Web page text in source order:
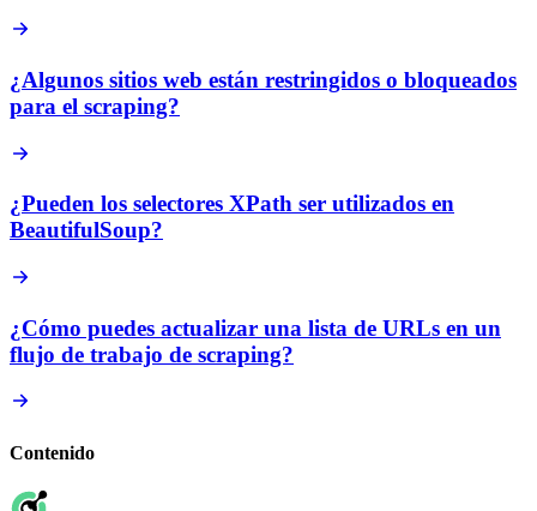
¿Algunos sitios web están restringidos o bloqueados
para el scraping?
¿Pueden los selectores XPath ser utilizados en
BeautifulSoup?
¿Cómo puedes actualizar una lista de URLs en un
flujo de trabajo de scraping?
Contenido